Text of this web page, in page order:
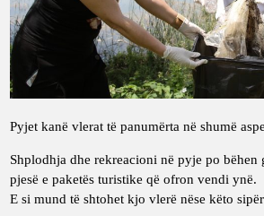
Pyjet kanë vlerat të panumërta në shumë
Shplodhja dhe rekreacioni në pyje po bëhen
pjesë e paketës turistike që ofron vendi ynë.
E si mund të shtohet kjo vlerë nëse këto